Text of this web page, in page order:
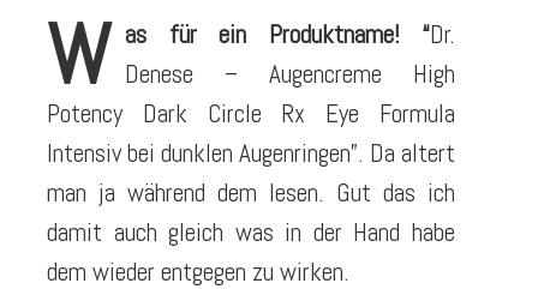
W as für ein Produktname! “Dr.
Denese – Augencreme High
Potency Dark Circle Rx Eye Formula
Intensiv bei dunklen Augenringen”. Da altert
man ja während dem lesen. Gut das ich
damit auch gleich was in der Hand habe
dem wieder entgegen zu wirken.